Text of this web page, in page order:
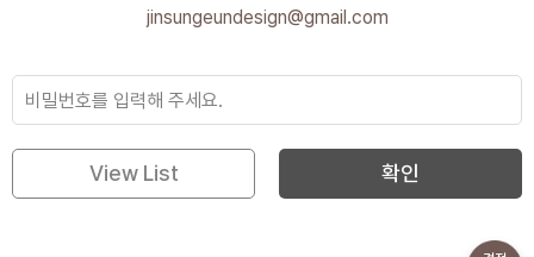
jinsungeundesign@gmail.com
View List 확인